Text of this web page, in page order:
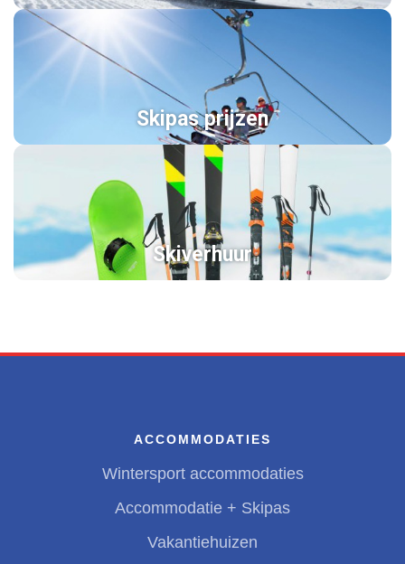
Skipas prijzen
Skiverhuur
ACCOMMODATIES
Wintersport accommodaties
Accommodatie + Skipas
Vakantiehuizen